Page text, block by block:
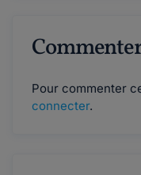
Pour commenter
connecter.